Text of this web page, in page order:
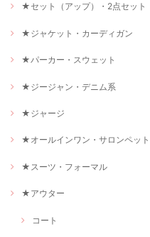
★セット（アップ）・2点セット
★ジャケット・カーディガン
★パーカー・スウェット
★ジージャン・デニム系
★ジャージ
★オールインワン・サロンペット
★スーツ・フォーマル
★アウター
コート